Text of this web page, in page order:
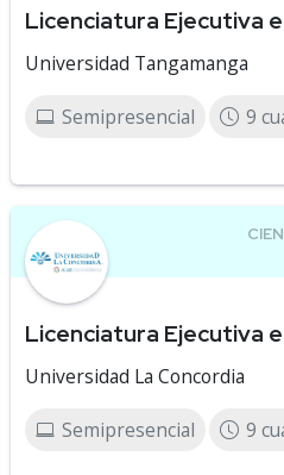
Licenciatura Ejecutiva
Universidad Tangamanga
Semipresencial 9
Licenciatura Ejecutiva
Universidad La Concordia
Semipresencial 9